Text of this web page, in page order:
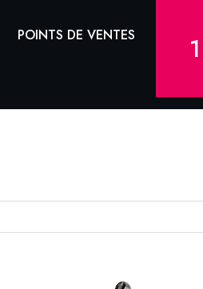
POINTS DE VENTES